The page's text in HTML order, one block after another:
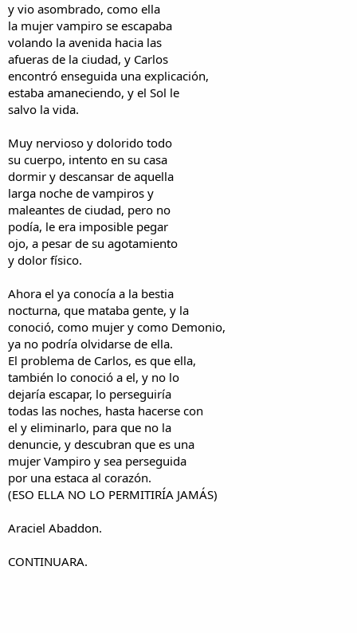
y vio asombrado, como ella
la mujer vampiro se escapaba
volando la avenida hacia las
afueras de la ciudad, y Carlos
encontró enseguida una explicación,
estaba amaneciendo, y el Sol le
salvo la vida.
Muy nervioso y dolorido todo
su cuerpo, intento en su casa
dormir y descansar de aquella
larga noche de vampiros y
maleantes de ciudad, pero no
podía, le era imposible pegar
ojo, a pesar de su agotamiento
y dolor físico.
Ahora el ya conocía a la bestia
nocturna, que mataba gente, y la
conoció, como mujer y como Demonio,
ya no podría olvidarse de ella.
El problema de Carlos, es que ella,
también lo conoció a el, y no lo
dejaría escapar, lo perseguiría
todas las noches, hasta hacerse con
el y eliminarlo, para que no la
denuncie, y descubran que es una
mujer Vampiro y sea perseguida
por una estaca al corazón.
(ESO ELLA NO LO PERMITIRÍA JAMÁS)
Araciel Abaddon.
CONTINUARA.